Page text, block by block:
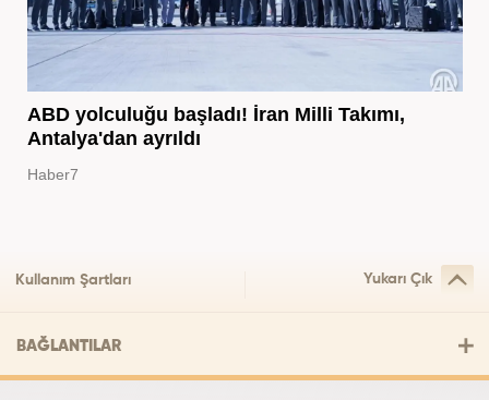
ABD yolculuğu başladı! İran Milli Takımı,
Antalya'dan ayrıldı
Haber7
Kullanım Şartları Yukarı Çık
BAĞLANTILAR